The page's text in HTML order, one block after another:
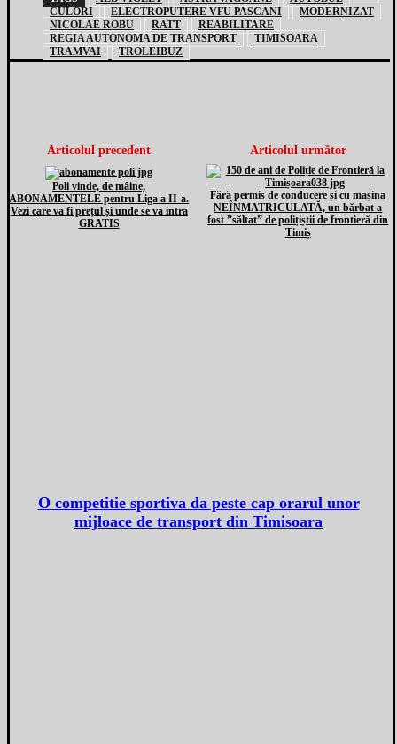
CULORI
ELECTROPUTERE VFU PASCANI
MODERNIZAT
NICOLAE ROBU
RATT
REABILITARE
REGIA AUTONOMA DE TRANSPORT
TIMISOARA
TRAMVAI
TROLEIBUZ
Articolul precedent
Poli vinde, de mâine,
ABONAMENTELE pentru Liga a II-a.
Vezi care va fi prețul și unde se va intra
GRATIS
Articolul următor
Fără permis de conducere și cu mașina
NEÎNMATRICULATĂ, un bărbat a
fost ”săltat” de polițiștii de frontieră din
Timiș
O competitie sportiva da peste cap orarul unor
mijloace de transport din Timisoara